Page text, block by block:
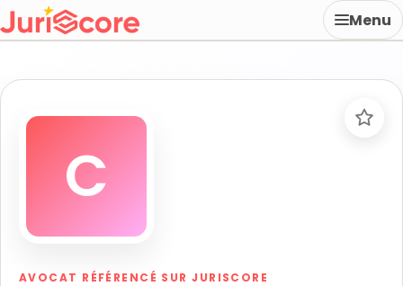
Menu
C
AVOCAT RÉFÉRENCÉ SUR JURISCORE